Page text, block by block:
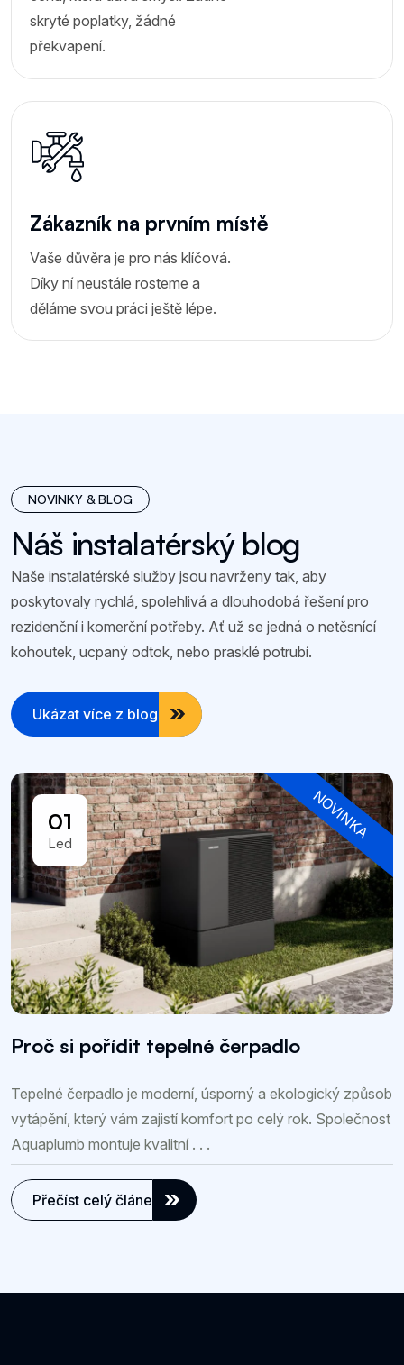
skryté poplatky, žádné
překvapení.
Zákazník na prvním místě
Vaše důvěra je pro nás klíčová.
Díky ní neustále rosteme a
děláme svou práci ještě lépe.
NOVINKY & BLOG
Náš instalatérský blog
Naše instalatérské služby jsou navrženy tak, aby
poskytovaly rychlá, spolehlivá a dlouhodobá řešení pro
rezidenční i komerční potřeby. Ať už se jedná o netěsnící
kohoutek, ucpaný odtok, nebo prasklé potrubí.
Ukázat více z blogu
NOVINKA
01
Led
Proč si pořídit tepelné čerpadlo
Tepelné čerpadlo je moderní, úsporný a ekologický způsob
vytápění, který vám zajistí komfort po celý rok. Společnost
Aquaplumb montuje kvalitní . . .
Přečíst celý článek